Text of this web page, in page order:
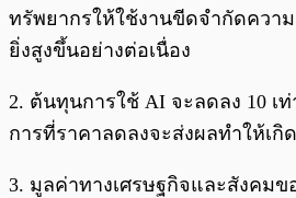
ทรัพยากรให้ใช้งานขีดจำกัดควา
ยิ่งสูงขึ้นอย่างต่อเนื่อง
2. ต้นทุนการใช้ AI จะลดลง 10 เ
การที่ราคาลดลงจะส่งผลทำให้เกิ
3. มูลค่าทางเศรษฐกิจและสังคมข